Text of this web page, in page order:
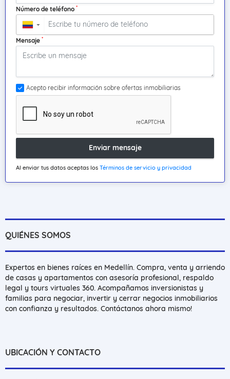
Número de teléfono *
▼
Mensaje *
Acepto recibir información sobre ofertas inmobiliarias
Enviar mensaje
Al enviar tus datos aceptas los Términos de servicio y privacidad
QUIÉNES SOMOS
Expertos en bienes raíces en Medellín. Compra, venta y arriendo
de casas y apartamentos con asesoría profesional, respaldo
legal y tours virtuales 360. Acompañamos inversionistas y
familias para negociar, invertir y cerrar negocios inmobiliarios
con confianza y resultados. Contáctanos ahora mismo!
UBICACIÓN Y CONTACTO